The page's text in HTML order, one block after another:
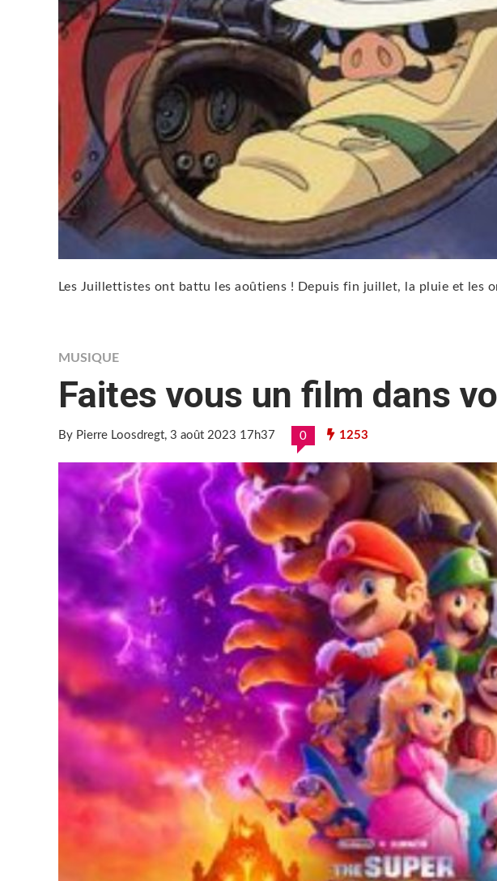
Les Juillettistes ont battu les aoûtiens ! Depuis fin juillet, la pluie et les
MUSIQUE
Faites vous un film dans
By Pierre Loosdregt, 3 août 2023 17h37 0 1253